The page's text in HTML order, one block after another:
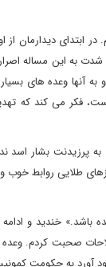
ابتدای دیدارمان از
شدت به این مساله
آنها وعده های
است، فکر می کند
پرزیدنت بشار اسد
طلایی روابط
باشد.» خندید و
صحبت کردم.
آورد به حکومت